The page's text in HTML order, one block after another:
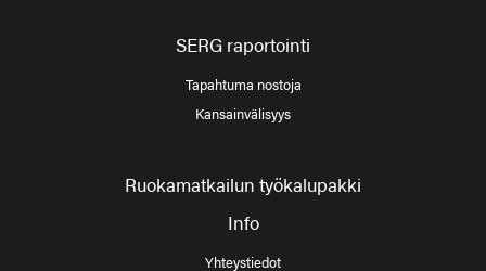
SERG raportointi
Tapahtuma nostoja
Kansainvälisyys
Ruokamatkailun työkalupakki
Info
Yhteystiedot